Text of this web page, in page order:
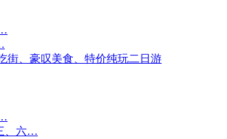
街、豪叹美食、特价纯玩二日游
、六…